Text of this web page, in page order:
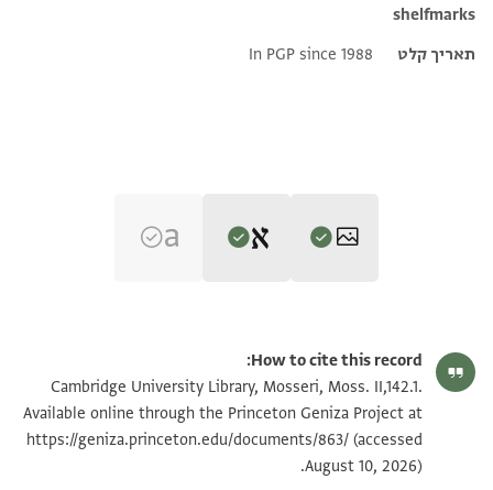
shelfmarks
תאריך קלט In PGP since 1988
משה גיל, (634–1099) ארץ-ישראל בתקופה המוסלמית הראשונהv‎
Hebrew) (Tel Aviv University, 1983), vol. 2.
....
במקומו גם מ[
רבינו נטרואי ב[
Moss. II,142.1 1v הגדל וסובב
תנאי היתר שימוש בתצלום
How to cite this record:
Cambridge University Library, Mosseri, Moss. II,142.1.
Available online through the Princeton Geniza Project at
https://geniza.princeton.edu/documents/863/ (accessed
August 10, 2026).